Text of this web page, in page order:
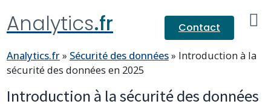
Analytics.fr
Contact
Analytics.fr» Sécurité des données» Introduction à la
sécurité des données en 2025
Introduction à la sécurité des données